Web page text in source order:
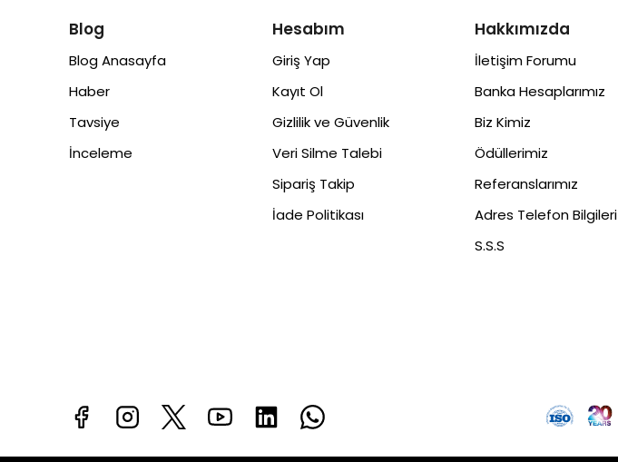
Blog
Blog Anasayfa
Haber
Tavsiye
İnceleme
Hesabım
Giriş Yap
Kayıt Ol
Gizlilik ve Güvenlik
Veri Silme Talebi
Sipariş Takip
İade Politikası
Hakkımızda
İletişim Forumu
Banka Hesaplarımız
Biz Kimiz
Ödüllerimiz
Referanslarımız
Adres Telefon Bilgileri
S.S.S